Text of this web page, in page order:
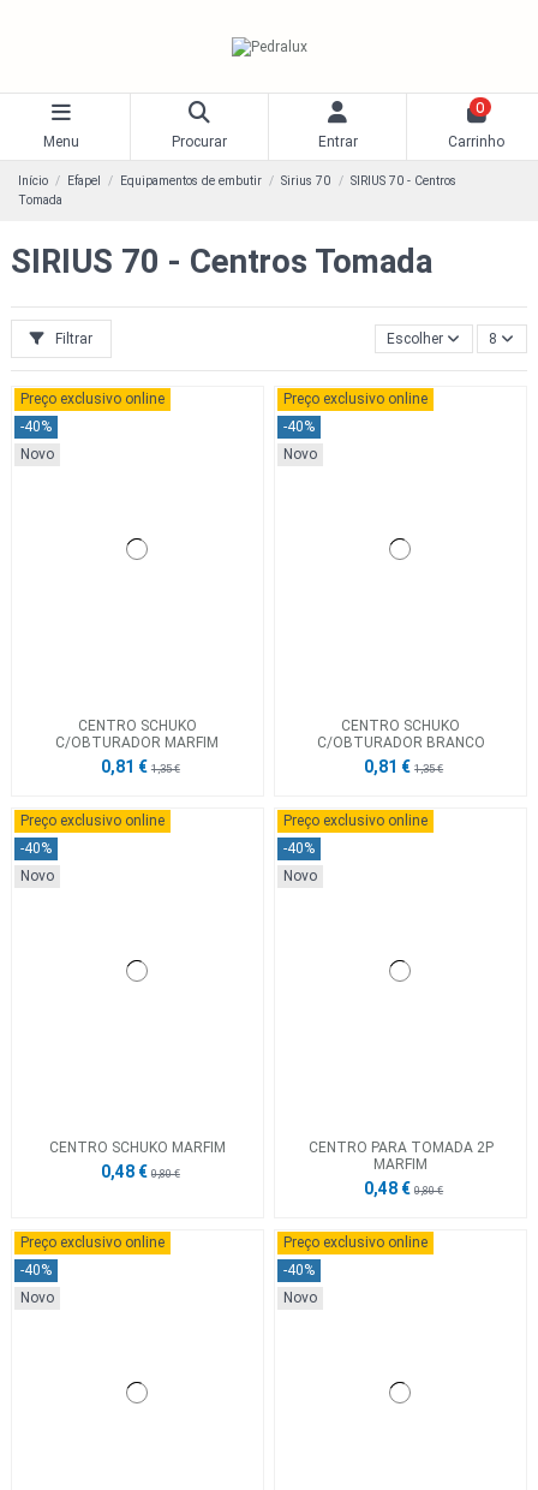
Menu Procurar Entrar
0
Carrinho
Início Efapel Equipamentos de embutir Sirius 70
SIRIUS 70 - Centros
Tomada
SIRIUS 70 - Centros Tomada
Filtrar Escolher 8
Preço exclusivo online
-40%
Novo
CENTRO SCHUKO
C/OBTURADOR MARFIM
0,81 € 1,35 €
Preço exclusivo online
-40%
Novo
CENTRO SCHUKO
C/OBTURADOR BRANCO
0,81 €1,35 €
Preço exclusivo online
-40%
Novo
CENTRO SCHUKO MARFIM
0,48 € 0,80 €
Preço exclusivo online
-40%
Novo
CENTRO PARA TOMADA 2P
MARFIM
0,48 €0,80 €
Preço exclusivo online
-40%
Novo
Preço exclusivo online
-40%
Novo